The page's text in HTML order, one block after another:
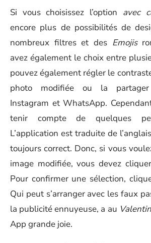
Si vous choisissez l’option avec
encore plus de possibilités de
nombreux filtres et des Emojis
avez également le choix entre
pouvez également régler le
photo modifiée ou la partager
Instagram et WhatsApp.
tenir compte de quelques
L’application est traduite de
toujours correct. Donc, si vous
image modifiée, vous devez
Pour confirmer une sélection,
Qui peut s’arranger avec les faux
la publicité ennuyeuse, a au
App grande joie.